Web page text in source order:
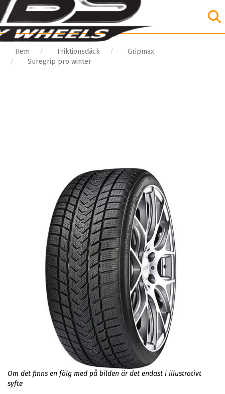
Hem Friktionsdäck
Gripmax
Suregrip pro winter
Om det finns en fälg med på bilden är det endast i illustrativt
syfte